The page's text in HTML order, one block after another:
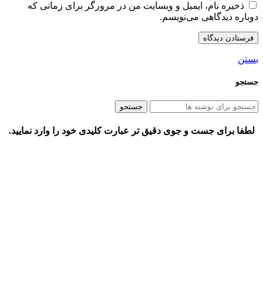
ذخیره نام، ایمیل و وبسایت من در مرورگر برای زمانی که
دوباره دیدگاهی می‌نویسم.
بستن
جستجو
جستجو
لطفا برای جست و جوی دقیق تر عبارت کلیدی خود را وارد نمایید.